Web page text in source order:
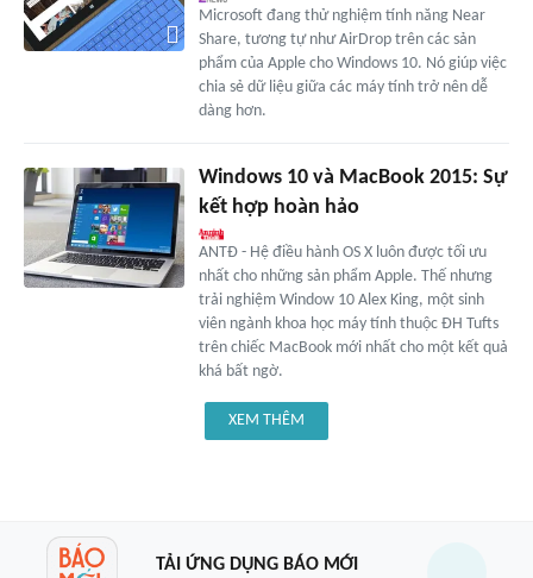
Microsoft đang thử nghiệm tính năng Near
Share, tương tự như AirDrop trên các sản
phẩm của Apple cho Windows 10. Nó giúp việc
chia sẻ dữ liệu giữa các máy tính trở nên dễ
dàng hơn.
Windows 10 và MacBook 2015: Sự
kết hợp hoàn hảo
ANTĐ - Hệ điều hành OS X luôn được tối ưu
nhất cho những sản phẩm Apple. Thế nhưng
trải nghiệm Window 10 Alex King, một sinh
viên ngành khoa học máy tính thuộc ĐH Tufts
trên chiếc MacBook mới nhất cho một kết quả
khá bất ngờ.
XEM THÊM
TẢI ỨNG DỤNG BÁO MỚI